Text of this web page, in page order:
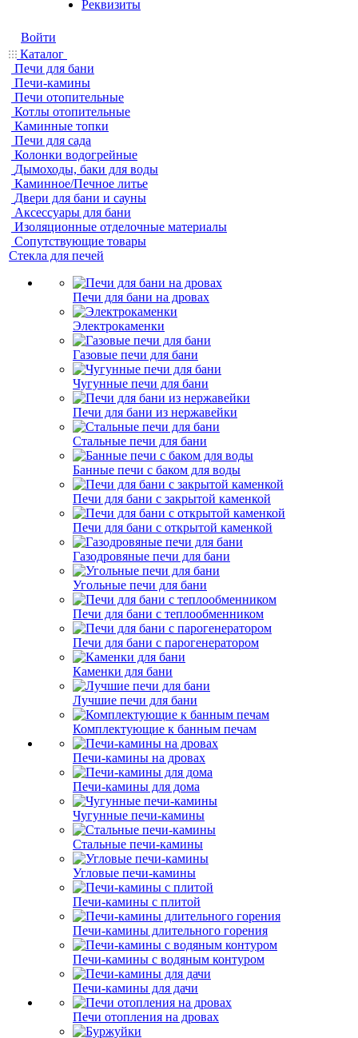
Реквизиты
Войти
Каталог
Печи для бани
Печи-камины
Печи отопительные
Котлы отопительные
Каминные топки
Печи для сада
Колонки водогрейные
Дымоходы, баки для воды
Каминное/Печное литье
Двери для бани и сауны
Аксессуары для бани
Изоляционные отделочные материалы
Сопутствующие товары
Стекла для печей
Печи для бани на дровах
Электрокаменки
Газовые печи для бани
Чугунные печи для бани
Печи для бани из нержавейки
Стальные печи для бани
Банные печи с баком для воды
Печи для бани с закрытой каменкой
Печи для бани с открытой каменкой
Газодровяные печи для бани
Угольные печи для бани
Печи для бани с теплообменником
Печи для бани с парогенератором
Каменки для бани
Лучшие печи для бани
Комплектующие к банным печам
Печи-камины на дровах
Печи-камины для дома
Чугунные печи-камины
Стальные печи-камины
Угловые печи-камины
Печи-камины с плитой
Печи-камины длительного горения
Печи-камины с водяным контуром
Печи-камины для дачи
Печи отопления на дровах